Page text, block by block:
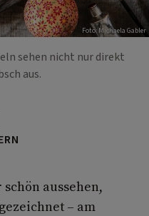
Foto: Michaela Gabler
sehen nicht nur direkt
aus.
aussehen,
– am